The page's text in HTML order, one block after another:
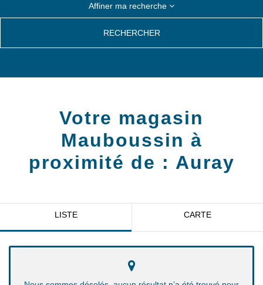
Affiner ma recherche
RECHERCHER
Votre magasin
Mauboussin à
proximité de : Auray
LISTE CARTE